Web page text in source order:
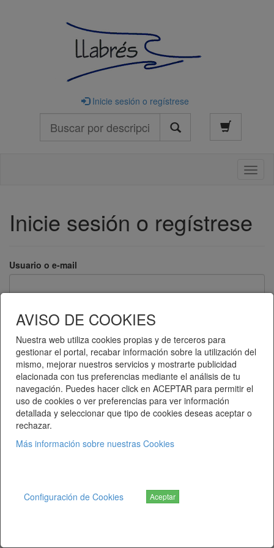
Inicie sesión o regístrese
Inicie sesión o regístrese
Usuario o e-mail
Recuérdame
Entrar
¿Ha olvidado su contraseña?
Telematel S.L.
AVISO DE COOKIES
Nuestra web utiliza cookies propias y de terceros para
gestionar el portal, recabar información sobre la utilización del
mismo, mejorar nuestros servicios y mostrarte publicidad
elacionada con tus preferencias mediante el análisis de tu
navegación. Puedes hacer click en ACEPTAR para permitir el
uso de cookies o ver preferencias para ver información
detallada y seleccionar que tipo de cookies deseas aceptar o
rechazar.
Más información sobre nuestras Cookies
Configuración de Cookies Aceptar